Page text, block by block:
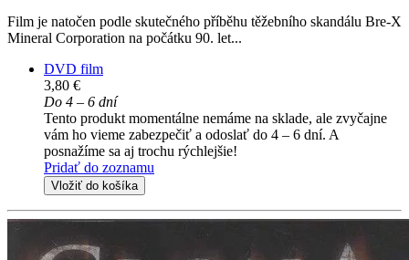
Film je natočen podle skutečného příběhu těžebního skandálu Bre-X
Mineral Corporation na počátku 90. let...
DVD film
3,80 €
Do 4 – 6 dní
Tento produkt momentálne nemáme na sklade, ale zvyčajne
vám ho vieme zabezpečiť a odoslať do 4 – 6 dní. A
posnažíme sa aj trochu rýchlejšie!
Pridať do zoznamu
Vložiť do košíka